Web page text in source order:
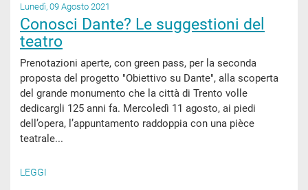
Lunedì, 09 Agosto 2021
Conosci Dante? Le suggestioni del
teatro
Prenotazioni aperte, con green pass, per la seconda
proposta del progetto "Obiettivo su Dante", alla scoperta
del grande monumento che la città di Trento volle
dedicargli 125 anni fa. Mercoledì 11 agosto, ai piedi
dell’opera, l’appuntamento raddoppia con una pièce
teatrale...
LEGGI